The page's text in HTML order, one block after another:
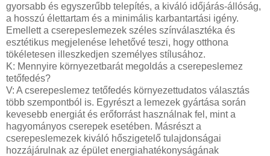
gyorsabb és egyszerűbb telepítés, a kiváló időjárás-állóság,
a hosszú élettartam és a minimális karbantartási igény.
Emellett a cserepeslemezek széles színválasztéka és
esztétikus megjelenése lehetővé teszi, hogy otthona
tökéletesen illeszkedjen személyes stílusához.
K: Mennyire környezetbarát megoldás a cserepeslemez
tetőfedés?
V: A cserepeslemez tetőfedés környezettudatos választás
több szempontból is. Egyrészt a lemezek gyártása során
kevesebb energiát és erőforrást használnak fel, mint a
hagyományos cserepek esetében. Másrészt a
cserepeslemezek kiváló hőszigetelő tulajdonságai
hozzájárulnak az épület energiahatékonyságának